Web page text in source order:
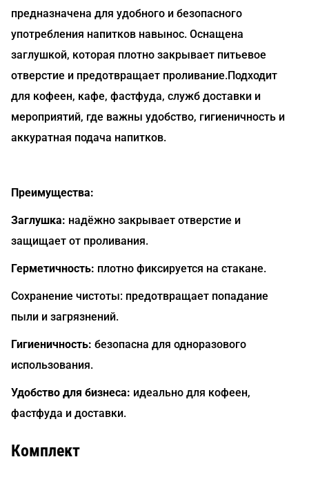
предназначена для удобного и безопасного
употребления напитков навынос. Оснащена
заглушкой, которая плотно закрывает питьевое
отверстие и предотвращает проливание.Подходит
для кофеен, кафе, фастфуда, служб доставки и
мероприятий, где важны удобство, гигиеничность и
аккуратная подача напитков.
Преимущества:
Заглушка: надёжно закрывает отверстие и
защищает от проливания.
Герметичность: плотно фиксируется на стакане.
Сохранение чистоты: предотвращает попадание
пыли и загрязнений.
Гигиеничность: безопасна для одноразового
использования.
Удобство для бизнеса: идеально для кофеен,
фастфуда и доставки.
Комплект